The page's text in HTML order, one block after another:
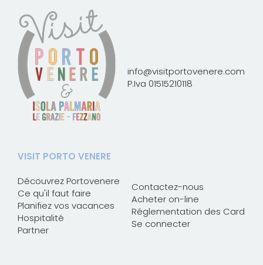
info@visitportovenere.com
P.Iva 01515210118
VISIT PORTO VENERE
Découvrez Portovenere
Ce qu'il faut faire
Planifiez vos vacances
Hospitalité
Partner
Contactez-nous
Acheter on-line
Réglementation des Card
Se connecter